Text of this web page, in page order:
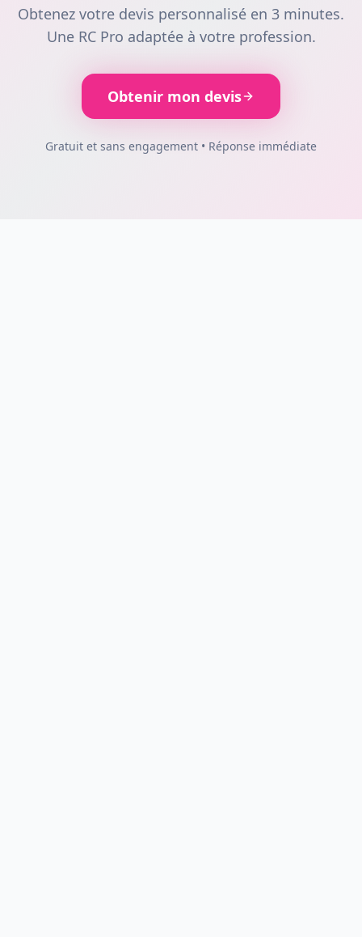
Obtenez votre devis personnalisé en 3 minutes.
Une RC Pro adaptée à votre profession.
Obtenir mon devis
Gratuit et sans engagement • Réponse immédiate